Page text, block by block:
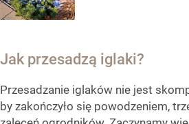
Jak przesadzą iglaki?
Przesadzanie iglaków nie jest
by zakończyło się powodzeniem,